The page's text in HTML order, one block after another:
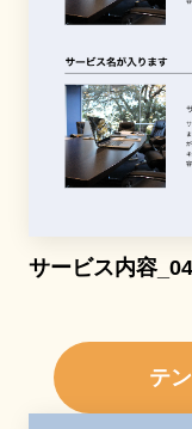
サービス内容_04
テ